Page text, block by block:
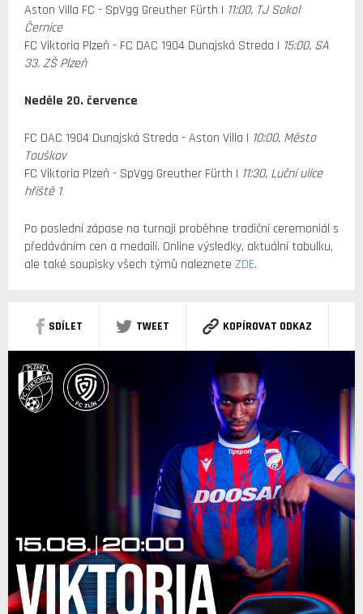
Aston Villa FC - SpVgg Greuther Fürth | 11:00, TJ Sokol
Černice
FC Viktoria Plzeň - FC DAC 1904 Dunajská Streda | 15:00, SA
33. ZŠ Plzeň
Neděle 20. července
FC DAC 1904 Dunajská Streda - Aston Villa | 10:00, Město
Touškov
FC Viktoria Plzeň - SpVgg Greuther Fürth | 11:30, Luční ulice
hřiště 1
Po poslední zápase na turnaji proběhne tradiční ceremoniál s
předáváním cen a medailí. Online výsledky, aktuální tabulku,
ale také soupisky všech týmů naleznete ZDE.
SDÍLET TWEET KOPÍROVAT ODKAZ